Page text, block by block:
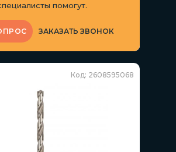
помогут.
ЗАКАЗАТЬ ЗВОНОК
Код: 2608595068